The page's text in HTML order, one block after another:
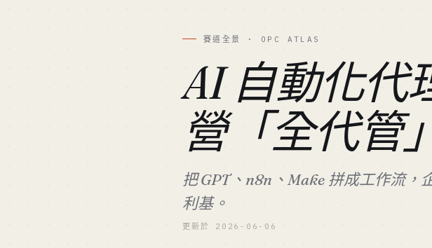
賽道全景 · OPC ATLAS
AI 自動化代
營「全代管
把 GPT、n8n、Make 拼成工作流
利基。
更新於 2026-06-06